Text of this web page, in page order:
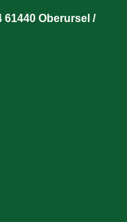
61440 Oberursel /